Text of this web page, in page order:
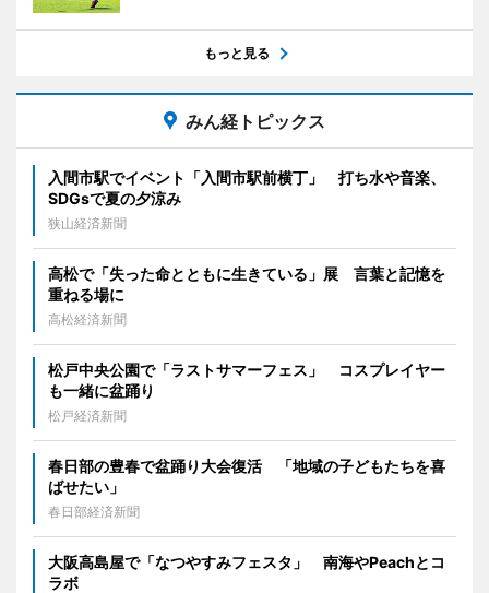
もっと見る
みん経トピックス
入間市駅でイベント「入間市駅前横丁」 打ち水や音楽、
SDGsで夏の夕涼み
狭山経済新聞
高松で「失った命とともに生きている」展 言葉と記憶を
重ねる場に
高松経済新聞
松戸中央公園で「ラストサマーフェス」 コスプレイヤー
も一緒に盆踊り
松戸経済新聞
春日部の豊春で盆踊り大会復活 「地域の子どもたちを喜
ばせたい」
春日部経済新聞
大阪高島屋で「なつやすみフェスタ」 南海やPeachとコ
ラボ